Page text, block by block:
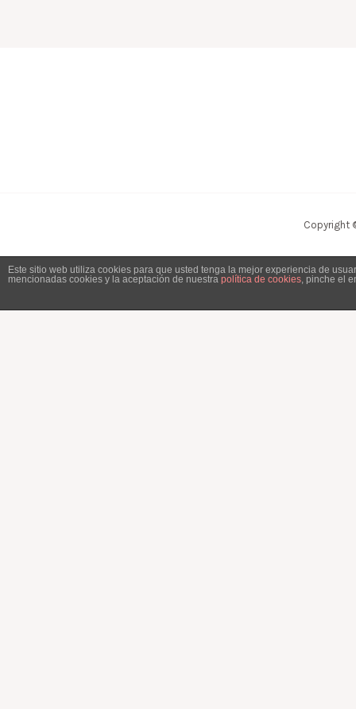
Copyright
Este sitio web utiliza cookies para que usted tenga la mejor experiencia de
mencionadas cookies y la aceptación de nuestra política de cookies, pinche el